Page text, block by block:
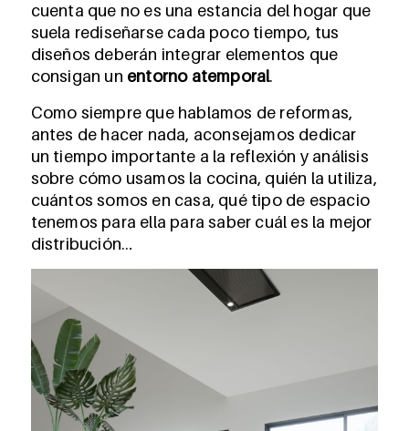
cuenta que no es una estancia del hogar que
suela rediseñarse cada poco tiempo, tus
diseños deberán integrar elementos que
consigan un entorno atemporal.
Como siempre que hablamos de reformas,
antes de hacer nada, aconsejamos dedicar
un tiempo importante a la reflexión y análisis
sobre cómo usamos la cocina, quién la utiliza,
cuántos somos en casa, qué tipo de espacio
tenemos para ella para saber cuál es la mejor
distribución…